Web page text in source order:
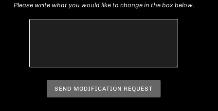
Please write what you would like to change in the box below.
SEND MODIFICATION REQUEST